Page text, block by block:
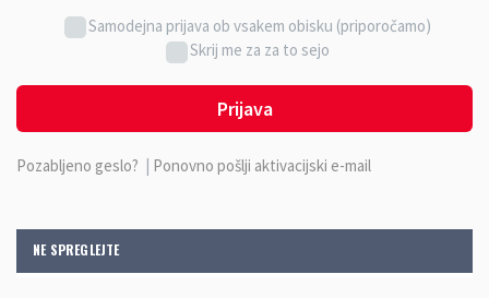
NE SPREGLEJTE
Samodejna prijava ob vsakem obisku (priporočamo)
Skrij me za za to sejo
Prijava
Pozabljeno geslo? | Ponovno pošlji aktivacijski e-mail